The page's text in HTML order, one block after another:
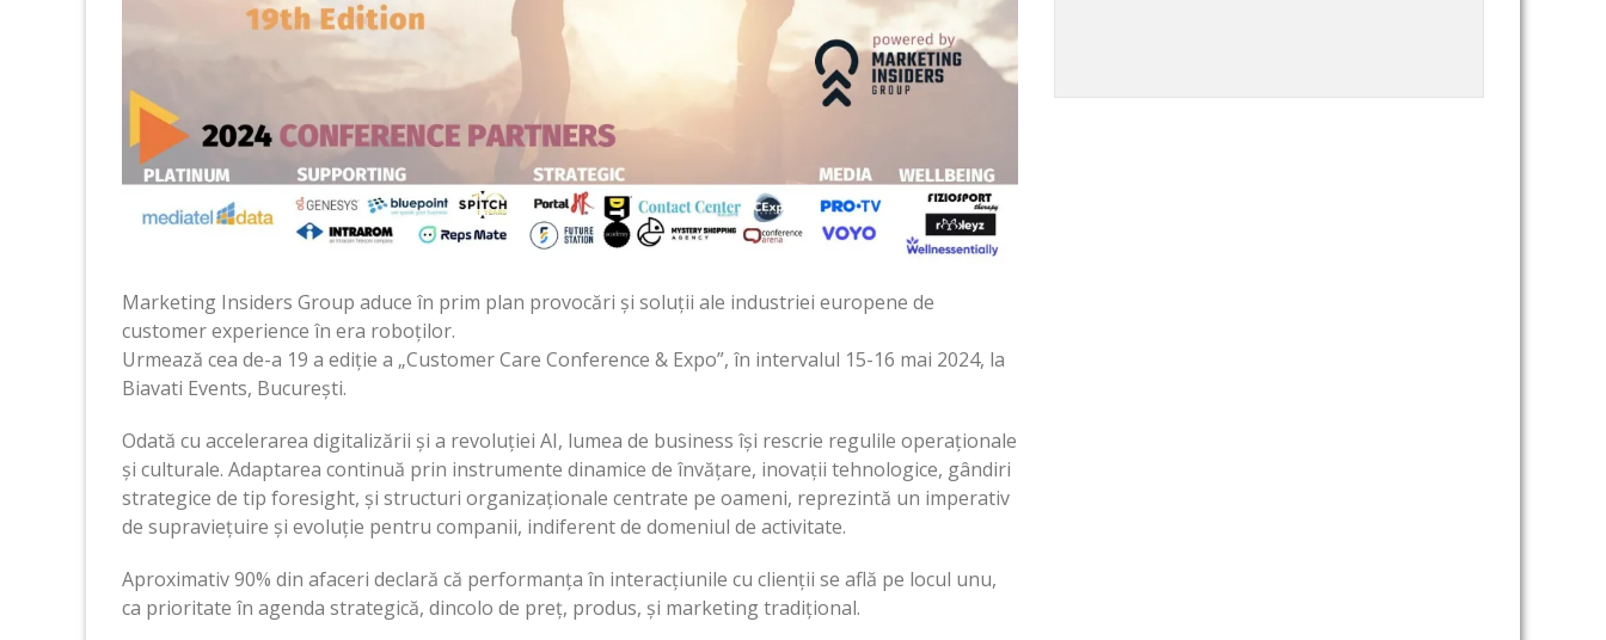
Marketing Insiders Group aduce în prim plan provocări și soluții ale industriei europene de
customer experience în era roboților.
Urmează cea de-a 19 a ediție a „Customer Care Conference & Expo”, în intervalul 15-16 mai 2024, la
Biavati Events, București.
Odată cu accelerarea digitalizării și a revoluției AI, lumea de business își rescrie regulile operaționale
și culturale. Adaptarea continuă prin instrumente dinamice de învățare, inovații tehnologice, gândiri
strategice de tip foresight, și structuri organizaționale centrate pe oameni, reprezintă un imperativ
de supraviețuire și evoluție pentru companii, indiferent de domeniul de activitate.
Aproximativ 90% din afaceri declară că performanța în interacțiunile cu clienții se află pe locul unu,
ca prioritate în agenda strategică, dincolo de preț, produs, și marketing tradițional.